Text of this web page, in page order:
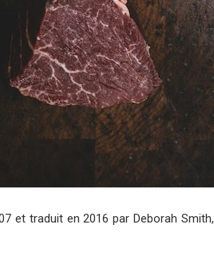
et traduit en 2016 par Deborah Smith,